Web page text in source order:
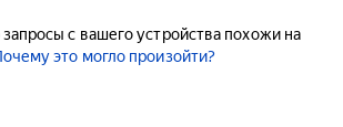
с вашего устройства похожи на
это могло произойти?